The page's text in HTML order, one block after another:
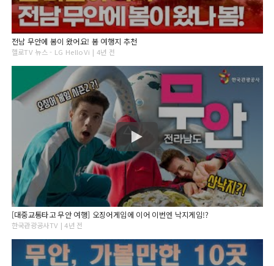
전남 무안에 봄이 왔어요! 봄 여행지 추천
헬로TV 뉴스 - LG HelloVi | 4년 전
[대중교통타고 무안 여행] 오징어게임에 이어 이번엔 낙지게임!?
한국관광공사TV | 4년 전